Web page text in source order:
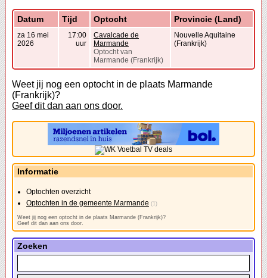
Datum Tijd Optocht Provincie (Land)
za 16 mei
2026
17:00
uur
Cavalcade de
Marmande
Optocht van
Marmande (Frankrijk)
Nouvelle Aquitaine
(Frankrijk)
Weet jij nog een optocht in de plaats Marmande
(Frankrijk)?
Geef dit dan aan ons door.
Informatie
Optochten overzicht
Optochten in de gemeente Marmande (1)
Weet jij nog een optocht in de plaats Marmande (Frankrijk)?
Geef dit dan aan ons door.
Zoeken